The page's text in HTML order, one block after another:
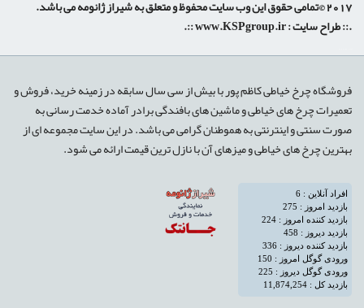
وب سایت محفوظ و متعلق به شیراز ژانومه می باشد.
طراح سایت :www.KSPgroup.ir
::.
چرخ خیاطی کاظم پور با بیش از سی سال سابقه در زمینه خرید، فروش و
چرخ های خیاطی و ماشین های بافندگی برادر آماده خدمت رسانی به
سنتی و اینترنتی به هموطنان گرامی می باشد. در این سایت مجموعه ای از
چرخ های خیاطی و میزهای آن با نازل ترین قیمت ارائه می شود.